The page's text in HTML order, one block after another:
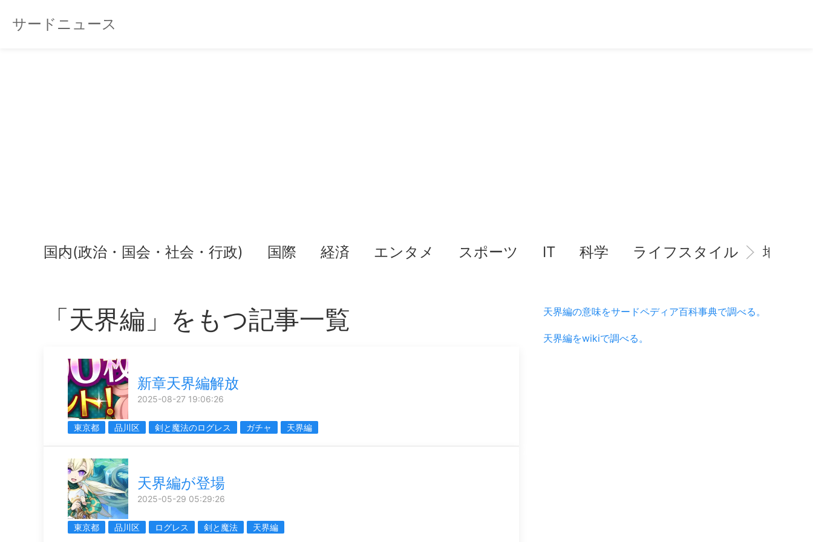
サードニュース
国内(政治・国会・社会・行政) 国際 経済 エンタメ スポーツ IT 科学 ライフスタイル 地域情
「天界編」をもつ記事一覧
新章天界編解放
2025-08-27 19:06:26
東京都 品川区 剣と魔法のログレス ガチャ 天界編
天界編が登場
2025-05-29 05:29:26
東京都 品川区 ログレス 剣と魔法 天界編
天界編の意味をサードペディア百科事典で調べる。
天界編をwikiで調べる。